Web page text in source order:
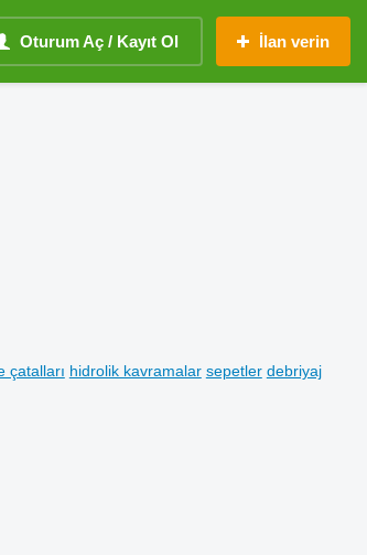
Oturum Aç / Kayıt Ol İlan verin
çatalları hidrolik kavramalar sepetler debriyaj